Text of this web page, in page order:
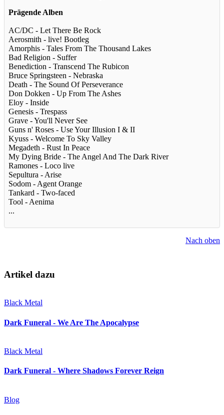
Prägende Alben
AC/DC - Let There Be Rock
Aerosmith - live! Bootleg
Amorphis - Tales From The Thousand Lakes
Bad Religion - Suffer
Benediction - Transcend The Rubicon
Bruce Springsteen - Nebraska
Death - The Sound Of Perseverance
Don Dokken - Up From The Ashes
Eloy - Inside
Genesis - Trespass
Grave - You'll Never See
Guns n' Roses - Use Your Illusion I & II
Kyuss - Welcome To Sky Valley
Megadeth - Rust In Peace
My Dying Bride - The Angel And The Dark River
Ramones - Loco live
Sepultura - Arise
Sodom - Agent Orange
Tankard - Two-faced
Tool - Aenima
...
Nach oben
Artikel dazu
Black Metal
Dark Funeral - We Are The Apocalypse
Black Metal
Dark Funeral - Where Shadows Forever Reign
Blog